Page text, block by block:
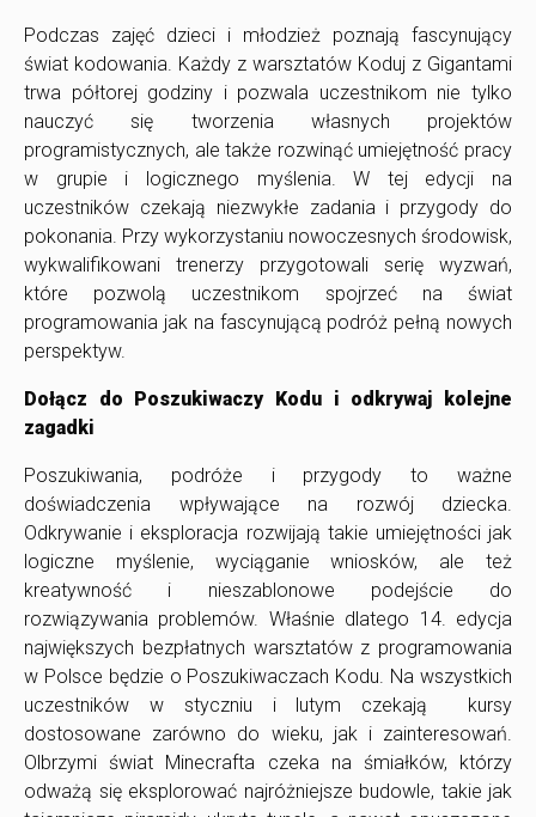
Podczas zajęć dzieci i młodzież poznają fascynujący
świat kodowania. Każdy z warsztatów Koduj z Gigantami
trwa półtorej godziny i pozwala uczestnikom nie tylko
nauczyć się tworzenia własnych projektów
programistycznych, ale także rozwinąć umiejętność pracy
w grupie i logicznego myślenia. W tej edycji na
uczestników czekają niezwykłe zadania i przygody do
pokonania. Przy wykorzystaniu nowoczesnych środowisk,
wykwalifikowani trenerzy przygotowali serię wyzwań,
które pozwolą uczestnikom spojrzeć na świat
programowania jak na fascynującą podróż pełną nowych
perspektyw.
Dołącz do Poszukiwaczy Kodu i odkrywaj kolejne
zagadki
Poszukiwania, podróże i przygody to ważne
doświadczenia wpływające na rozwój dziecka.
Odkrywanie i eksploracja rozwijają takie umiejętności jak
logiczne myślenie, wyciąganie wniosków, ale też
kreatywność i nieszablonowe podejście do
rozwiązywania problemów. Właśnie dlatego 14. edycja
największych bezpłatnych warsztatów z programowania
w Polsce będzie o Poszukiwaczach Kodu. Na wszystkich
uczestników w styczniu i lutym czekają kursy
dostosowane zarówno do wieku, jak i zainteresowań.
Olbrzymi świat Minecrafta czeka na śmiałków, którzy
odważą się eksplorować najróżniejsze budowle, takie jak